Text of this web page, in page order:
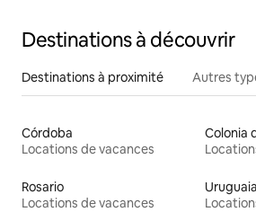
Destinations à découvrir
Destinations à proximité Autres
Córdoba
Locations de vacances
Colonia
Rosario
Locations de vacances